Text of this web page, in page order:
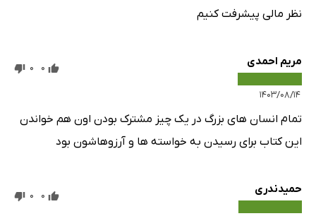
نظر مالی پیشرفت کنیم
مریم احمدی
۱۴۰۳/۰۸/۱۴
0
0
تمام انسان های بزرگ در یک چیز مشترک بودن اون هم خواندن
این کتاب برای رسیدن به خواسته ها و آرزوهاشون بود
حمیدندری 0
0